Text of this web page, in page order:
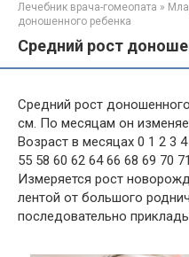
Лечебник врача-гомеопата »
доношенного ребенка
Средний рост
Средний рост
см. По месяцам он
Возраст в месяцах 0 1 2 3
55 58 60 62 64 66 68 69 70
Измеряется рост
лентой от большого
последовательно